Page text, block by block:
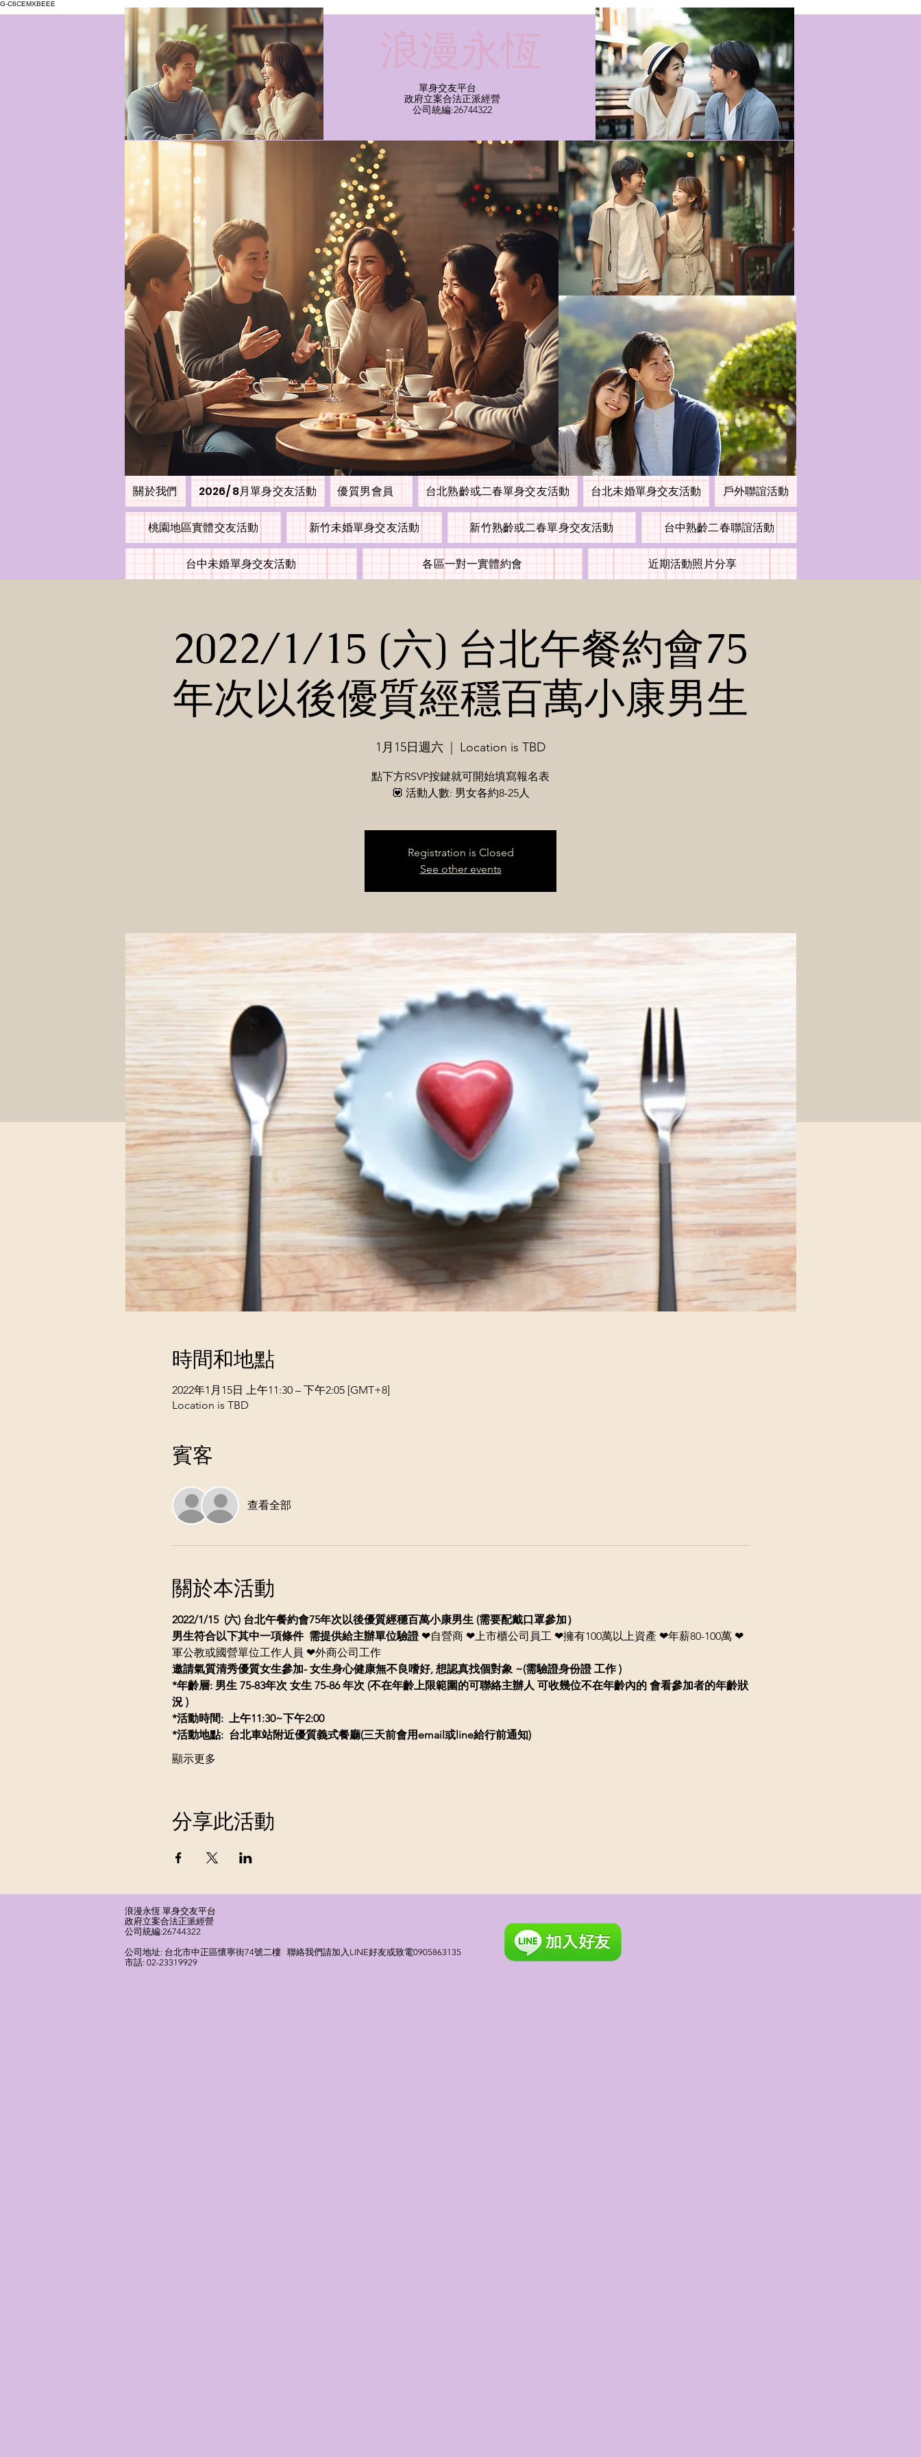
G-C6CEMXBEEE
單身交友平台
​政府立案合法正派經營​
​公司統編:26744322
​浪漫永恆
關於我們 2026/ 8月單身交友活動 優質男會員 台北熟齡或二春單身交友活動 台北未婚單身交友活動 戶外聯誼活動
桃園地區實體交友活動 新竹未婚單身交友活動 新竹熟齡或二春單身交友活動 台中熟齡二春聯誼活動
台中未婚單身交友活動 各區一對一實體約會 近期活動照片分享
2022/1/15 (六) 台北午餐約會75
年次以後優質經穩百萬小康男生
1月15日週六 Location is TBD
點下方RSVP按鍵就可開始填寫報名表
💟 活動人數: 男女各約8-25人
Registration is Closed
See other events
時間和地點
2022年1月15日 上午11:30 – 下午2:05 [GMT+8]
Location is TBD
賓客
查看全部
關於本活動
2022/1/15  (六) 台北午餐約會75年次以後優質經穩百萬小康男生 (需要配戴口罩參加）
男生符合以下其中一項條件  需提供給主辦單位驗證 ❤自營商 ❤上市櫃公司員工 ❤擁有100萬以上資產 ❤年薪80-100萬 ❤
軍公教或國營單位工作人員 ❤外商公司工作
邀請氣質清秀優質女生參加- 女生身心健康無不良嗜好, 想認真找個對象 ~(需驗證身份證 工作 )
*年齡層: 男生 75-83年次 女生 75-86 年次 ​(不在年齡上限範圍的可聯絡主辦人 可收幾位不在年齡內的 會看參加者的年齡狀
況 )
*活動時間: 上午11:30~下午2:00
*活動地點:  台北車站附近優質義式餐廳(三天前會用email或line給行前通知)
顯示更多
分享此活動
浪漫永恆 單身交友平台
​政府立案合法正派經營​
​公司統編:26744322
​公司地址: 台北市中正區懷寧街74號二樓 聯絡我們請加入LINE好友或致電0905863135
市話: 02-23319929